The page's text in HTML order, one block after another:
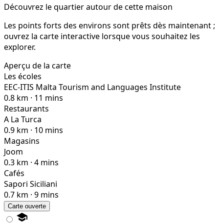
Découvrez le quartier autour de cette maison
Les points forts des environs sont prêts dès maintenant ;
ouvrez la carte interactive lorsque vous souhaitez les
explorer.
Aperçu de la carte
Les écoles
EEC-ITIS Malta Tourism and Languages Institute
0.8 km · 11 mins
Restaurants
A La Turca
0.9 km · 10 mins
Magasins
Joom
0.3 km · 4 mins
Cafés
Sapori Siciliani
0.7 km · 9 mins
Carte ouverte